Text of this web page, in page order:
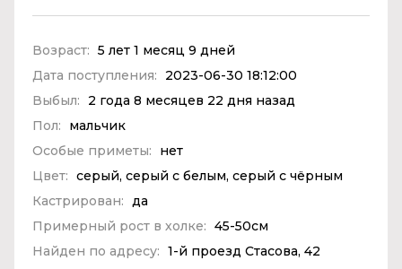
Возраст: 5 лет 1 месяц 9 дней
Дата поступления:
2023-06-30 18:12:00
Выбыл:
2 года 8 месяцев 22 дня назад
Пол:
мальчик
Особые приметы:
нет
Цвет: серый, серый с белым, серый с чёрным
Кастрирован:
да
Примерный рост в холке: 45-50см
Найден по адресу: 1-й проезд Стасова, 42